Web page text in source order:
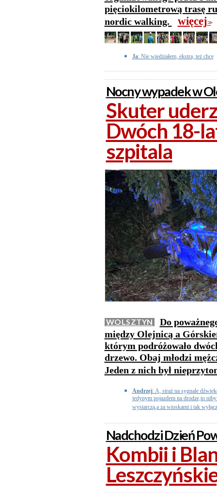
pięciokilometrową trasę
nordic walking.
więcej>>
Ja: Nie wiedziałem, ekstra, też chcę
Nocny wypadek w
Skuter
Dwóch 18-
szpitala
WOLSZTYN
Do
między Olejnicą a
którym podróżowało
drzewo. Obaj młodzi
Jeden z nich był
Andrzej: A, straż na sygnale
jedynym pojazdem na drodze,to
wystarczą,a za wioskami i tak
Nadchodzi Dzień
Kombii i